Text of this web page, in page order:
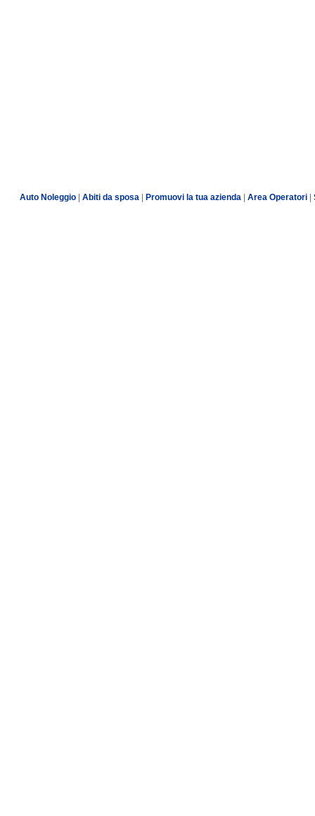
Auto Noleggio Abiti da sposa Promuovi la tua azienda Area Operatori